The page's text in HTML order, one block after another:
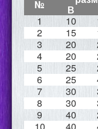
№ В
1
10
2
15
3
20
4
20
5
25
6
25
7
30
8
30
9
40
10
40